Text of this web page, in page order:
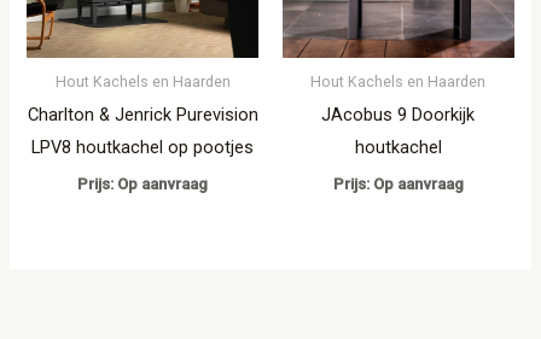
Hout Kachels en Haarden
Charlton & Jenrick Purevision
LPV8 houtkachel op pootjes
Prijs: Op aanvraag
Hout Kachels en Haarden
JAcobus 9 Doorkijk
houtkachel
Prijs: Op aanvraag